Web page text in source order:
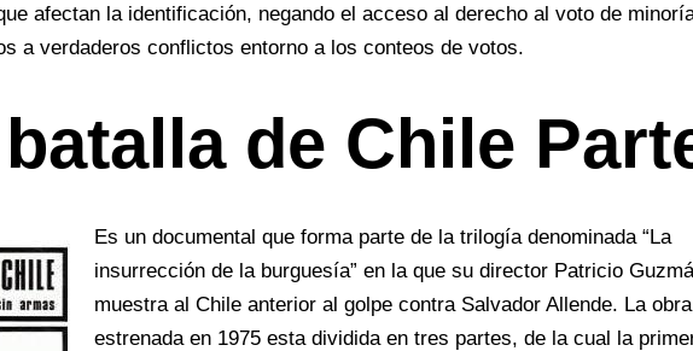
afectan la identificación, negando el acceso al derecho al voto de
a verdaderos conflictos entorno a los conteos de votos.
de Chile
Es un documental que forma parte de la trilogía denominada “La
insurrección de la burguesía” en la que su director Patricio
muestra al Chile anterior al golpe contra Salvador Allende. La obra
estrenada en 1975 esta dividida en tres partes, de la cual la